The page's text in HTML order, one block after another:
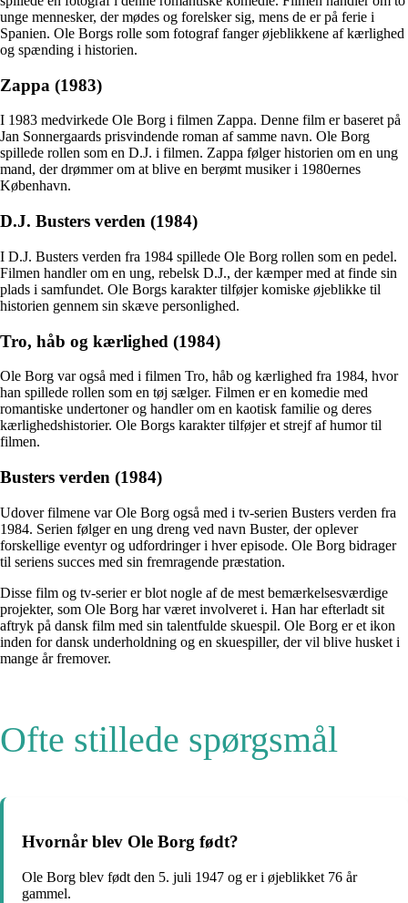
unge mennesker, der mødes og forelsker sig, mens de er på ferie i
Spanien. Ole Borgs rolle som fotograf fanger øjeblikkene af kærlighed
og spænding i historien.
Zappa (1983)
I 1983 medvirkede Ole Borg i filmen Zappa. Denne film er baseret på
Jan Sonnergaards prisvindende roman af samme navn. Ole Borg
spillede rollen som en D.J. i filmen. Zappa følger historien om en ung
mand, der drømmer om at blive en berømt musiker i 1980ernes
København.
D.J. Busters verden (1984)
I D.J. Busters verden fra 1984 spillede Ole Borg rollen som en pedel.
Filmen handler om en ung, rebelsk D.J., der kæmper med at finde sin
plads i samfundet. Ole Borgs karakter tilføjer komiske øjeblikke til
historien gennem sin skæve personlighed.
Tro, håb og kærlighed (1984)
Ole Borg var også med i filmen Tro, håb og kærlighed fra 1984, hvor
han spillede rollen som en tøj sælger. Filmen er en komedie med
romantiske undertoner og handler om en kaotisk familie og deres
kærlighedshistorier. Ole Borgs karakter tilføjer et strejf af humor til
filmen.
Busters verden (1984)
Udover filmene var Ole Borg også med i tv-serien Busters verden fra
1984. Serien følger en ung dreng ved navn Buster, der oplever
forskellige eventyr og udfordringer i hver episode. Ole Borg bidrager
til seriens succes med sin fremragende præstation.
Disse film og tv-serier er blot nogle af de mest bemærkelsesværdige
projekter, som Ole Borg har været involveret i. Han har efterladt sit
aftryk på dansk film med sin talentfulde skuespil. Ole Borg er et ikon
inden for dansk underholdning og en skuespiller, der vil blive husket i
mange år fremover.
Ofte stillede spørgsmål
Hvornår blev Ole Borg født?
Ole Borg blev født den 5. juli 1947 og er i øjeblikket 76 år
gammel.